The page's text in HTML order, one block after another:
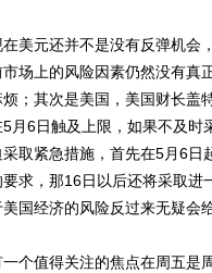
元还并不是没有反弹机会
场上的风险因素仍然没有真
；其次是美国，美国财长盖
月6日触及上限，如果不及
取紧急措施，首先在5月6
求，那16日以后还将采取
国经济的风险反过来无疑会
值得关注的焦点在周五是周